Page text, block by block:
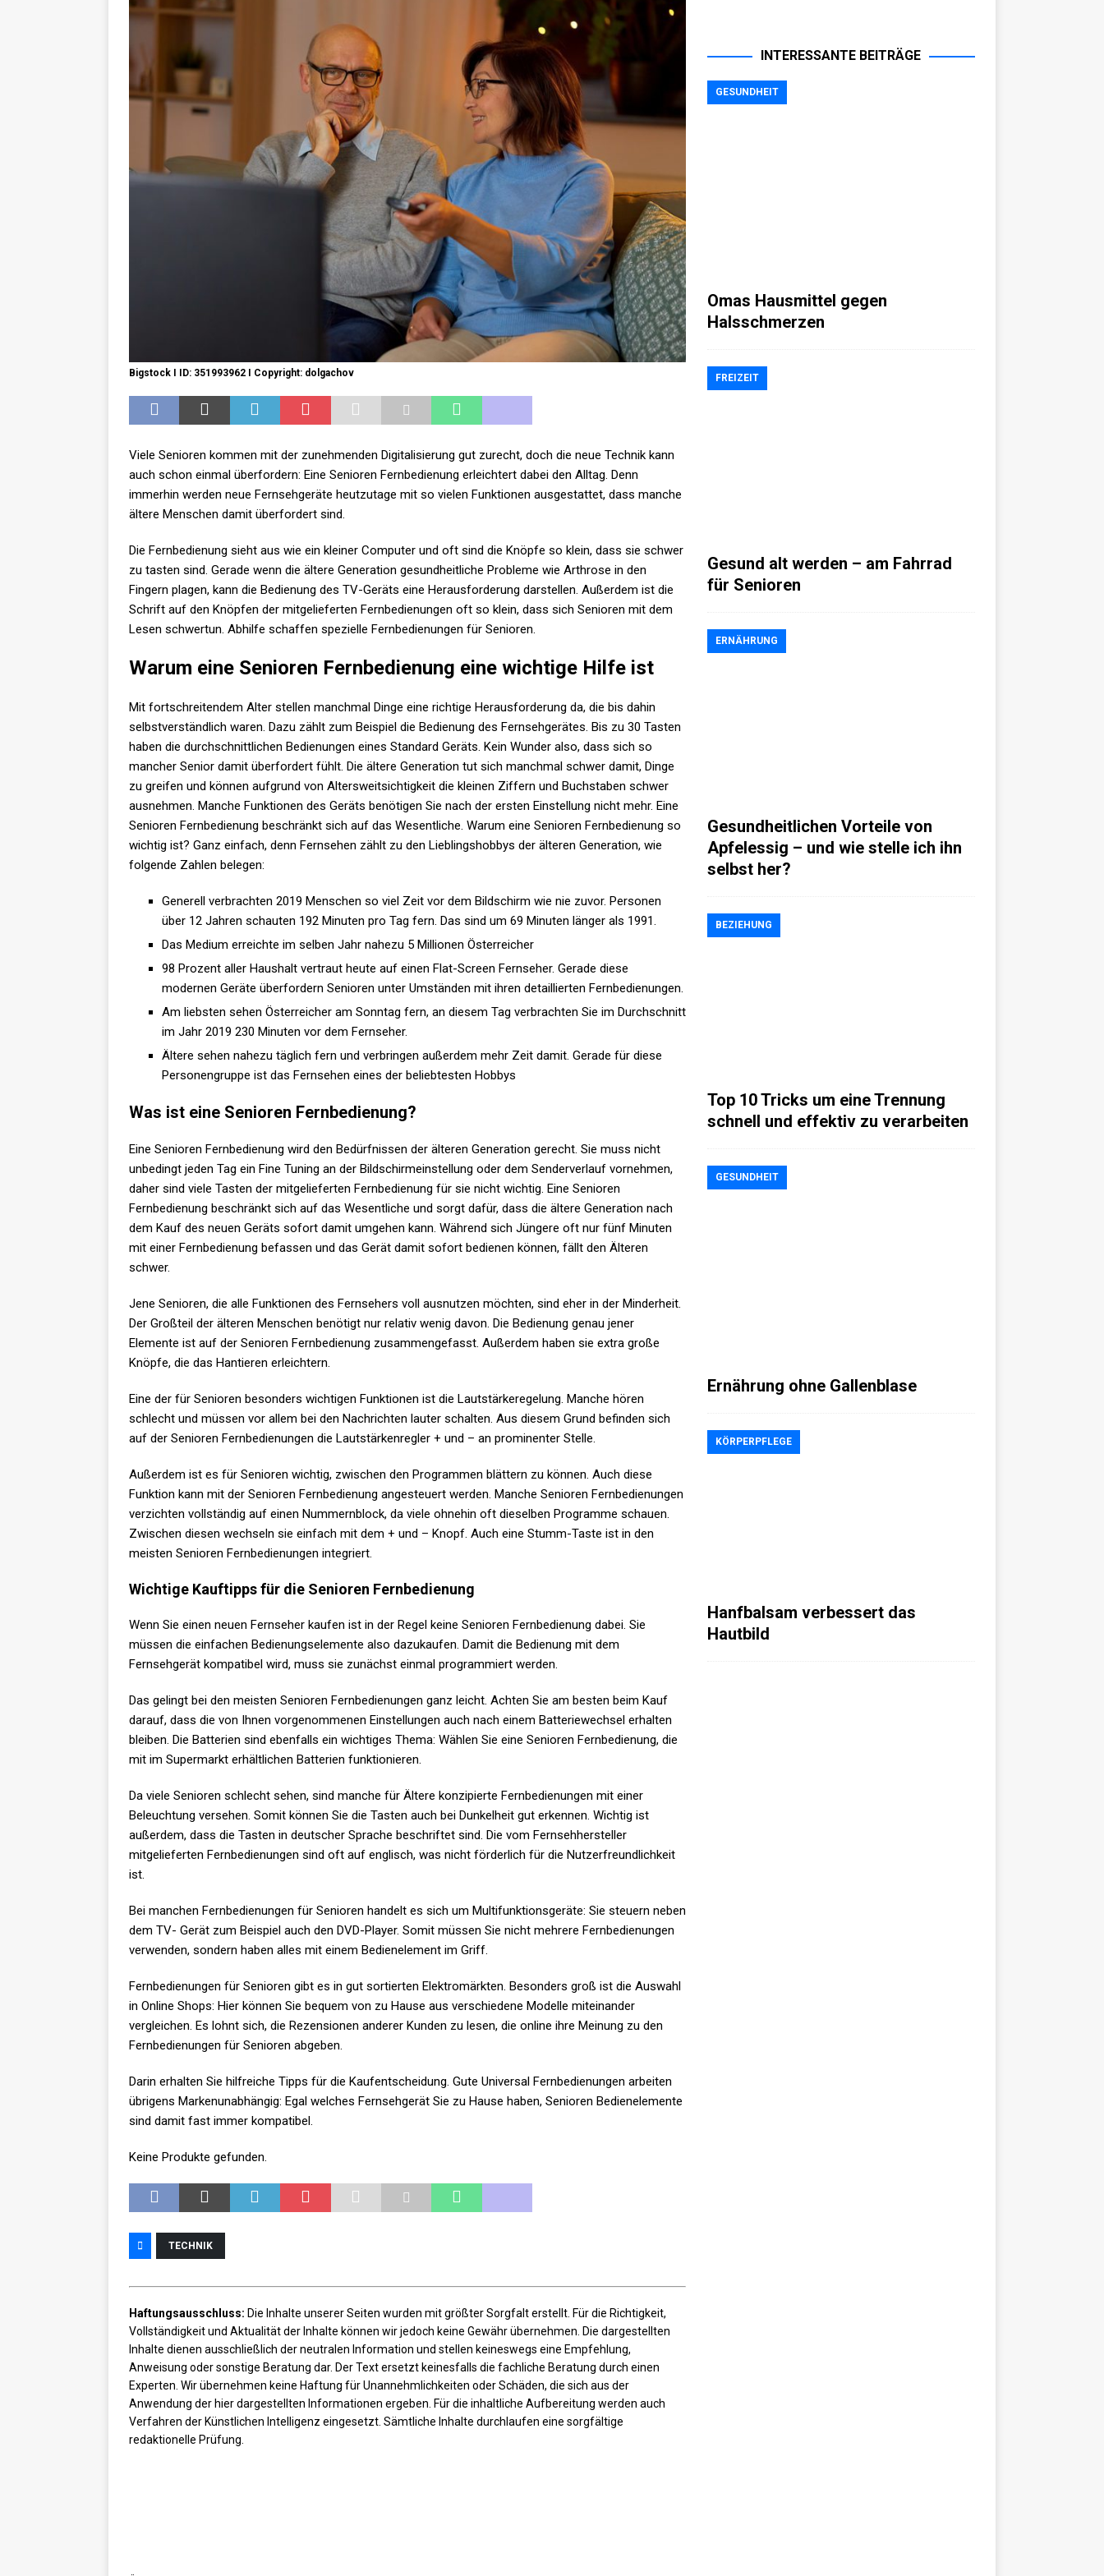
GESUNDHEIT
Bigstock I ID: 351993962 I Copyright: dolgachov
Viele Senioren kommen mit der zunehmenden Digitalisierung gut zurecht, doch die neue Technik kann
auch schon einmal überfordern: Eine Senioren Fernbedienung erleichtert dabei den Alltag. Denn
immerhin werden neue Fernsehgeräte heutzutage mit so vielen Funktionen ausgestattet, dass manche
ältere Menschen damit überfordert sind.
Die Fernbedienung sieht aus wie ein kleiner Computer und oft sind die Knöpfe so klein, dass sie schwer
zu tasten sind. Gerade wenn die ältere Generation gesundheitliche Probleme wie Arthrose in den
Fingern plagen, kann die Bedienung des TV-Geräts eine Herausforderung darstellen. Außerdem ist die
Schrift auf den Knöpfen der mitgelieferten Fernbedienungen oft so klein, dass sich Senioren mit dem
Lesen schwertun. Abhilfe schaffen spezielle Fernbedienungen für Senioren.
Warum eine Senioren Fernbedienung eine wichtige Hilfe ist
Mit fortschreitendem Alter stellen manchmal Dinge eine richtige Herausforderung da, die bis dahin
selbstverständlich waren. Dazu zählt zum Beispiel die Bedienung des Fernsehgerätes. Bis zu 30 Tasten
haben die durchschnittlichen Bedienungen eines Standard Geräts. Kein Wunder also, dass sich so
mancher Senior damit überfordert fühlt. Die ältere Generation tut sich manchmal schwer damit, Dinge
zu greifen und können aufgrund von Altersweitsichtigkeit die kleinen Ziffern und Buchstaben schwer
ausnehmen. Manche Funktionen des Geräts benötigen Sie nach der ersten Einstellung nicht mehr. Eine
Senioren Fernbedienung beschränkt sich auf das Wesentliche. Warum eine Senioren Fernbedienung so
wichtig ist? Ganz einfach, denn Fernsehen zählt zu den Lieblingshobbys der älteren Generation, wie
folgende Zahlen belegen:
Generell verbrachten 2019 Menschen so viel Zeit vor dem Bildschirm wie nie zuvor. Personen
über 12 Jahren schauten 192 Minuten pro Tag fern. Das sind um 69 Minuten länger als 1991.
Das Medium erreichte im selben Jahr nahezu 5 Millionen Österreicher
98 Prozent aller Haushalt vertraut heute auf einen Flat-Screen Fernseher. Gerade diese
modernen Geräte überfordern Senioren unter Umständen mit ihren detaillierten Fernbedienungen.
Am liebsten sehen Österreicher am Sonntag fern, an diesem Tag verbrachten Sie im Durchschnitt
im Jahr 2019 230 Minuten vor dem Fernseher.
Ältere sehen nahezu täglich fern und verbringen außerdem mehr Zeit damit. Gerade für diese
Personengruppe ist das Fernsehen eines der beliebtesten Hobbys
Was ist eine Senioren Fernbedienung?
Eine Senioren Fernbedienung wird den Bedürfnissen der älteren Generation gerecht. Sie muss nicht
unbedingt jeden Tag ein Fine Tuning an der Bildschirmeinstellung oder dem Senderverlauf vornehmen,
daher sind viele Tasten der mitgelieferten Fernbedienung für sie nicht wichtig. Eine Senioren
Fernbedienung beschränkt sich auf das Wesentliche und sorgt dafür, dass die ältere Generation nach
dem Kauf des neuen Geräts sofort damit umgehen kann. Während sich Jüngere oft nur fünf Minuten
mit einer Fernbedienung befassen und das Gerät damit sofort bedienen können, fällt den Älteren
schwer.
Jene Senioren, die alle Funktionen des Fernsehers voll ausnutzen möchten, sind eher in der Minderheit.
Der Großteil der älteren Menschen benötigt nur relativ wenig davon. Die Bedienung genau jener
Elemente ist auf der Senioren Fernbedienung zusammengefasst. Außerdem haben sie extra große
Knöpfe, die das Hantieren erleichtern.
Eine der für Senioren besonders wichtigen Funktionen ist die Lautstärkeregelung. Manche hören
schlecht und müssen vor allem bei den Nachrichten lauter schalten. Aus diesem Grund befinden sich
auf der Senioren Fernbedienungen die Lautstärkenregler + und – an prominenter Stelle.
Außerdem ist es für Senioren wichtig, zwischen den Programmen blättern zu können. Auch diese
Funktion kann mit der Senioren Fernbedienung angesteuert werden. Manche Senioren Fernbedienungen
verzichten vollständig auf einen Nummernblock, da viele ohnehin oft dieselben Programme schauen.
Zwischen diesen wechseln sie einfach mit dem + und – Knopf. Auch eine Stumm-Taste ist in den
meisten Senioren Fernbedienungen integriert.
Wichtige Kauftipps für die Senioren Fernbedienung
Wenn Sie einen neuen Fernseher kaufen ist in der Regel keine Senioren Fernbedienung dabei. Sie
müssen die einfachen Bedienungselemente also dazukaufen. Damit die Bedienung mit dem
Fernsehgerät kompatibel wird, muss sie zunächst einmal programmiert werden.
Das gelingt bei den meisten Senioren Fernbedienungen ganz leicht. Achten Sie am besten beim Kauf
darauf, dass die von Ihnen vorgenommenen Einstellungen auch nach einem Batteriewechsel erhalten
bleiben. Die Batterien sind ebenfalls ein wichtiges Thema: Wählen Sie eine Senioren Fernbedienung, die
mit im Supermarkt erhältlichen Batterien funktionieren.
Da viele Senioren schlecht sehen, sind manche für Ältere konzipierte Fernbedienungen mit einer
Beleuchtung versehen. Somit können Sie die Tasten auch bei Dunkelheit gut erkennen. Wichtig ist
außerdem, dass die Tasten in deutscher Sprache beschriftet sind. Die vom Fernsehhersteller
mitgelieferten Fernbedienungen sind oft auf englisch, was nicht förderlich für die Nutzerfreundlichkeit
ist.
Bei manchen Fernbedienungen für Senioren handelt es sich um Multifunktionsgeräte: Sie steuern neben
dem TV- Gerät zum Beispiel auch den DVD-Player. Somit müssen Sie nicht mehrere Fernbedienungen
verwenden, sondern haben alles mit einem Bedienelement im Griff.
Fernbedienungen für Senioren gibt es in gut sortierten Elektromärkten. Besonders groß ist die Auswahl
in Online Shops: Hier können Sie bequem von zu Hause aus verschiedene Modelle miteinander
vergleichen. Es lohnt sich, die Rezensionen anderer Kunden zu lesen, die online ihre Meinung zu den
Fernbedienungen für Senioren abgeben.
Darin erhalten Sie hilfreiche Tipps für die Kaufentscheidung. Gute Universal Fernbedienungen arbeiten
übrigens Markenunabhängig: Egal welches Fernsehgerät Sie zu Hause haben, Senioren Bedienelemente
sind damit fast immer kompatibel.
Keine Produkte gefunden.
TECHNIK
Haftungsausschluss: Die Inhalte unserer Seiten wurden mit größter Sorgfalt erstellt. Für die Richtigkeit,
Vollständigkeit und Aktualität der Inhalte können wir jedoch keine Gewähr übernehmen. Die dargestellten
Inhalte dienen ausschließlich der neutralen Information und stellen keineswegs eine Empfehlung,
Anweisung oder sonstige Beratung dar. Der Text ersetzt keinesfalls die fachliche Beratung durch einen
Experten. Wir übernehmen keine Haftung für Unannehmlichkeiten oder Schäden, die sich aus der
Anwendung der hier dargestellten Informationen ergeben. Für die inhaltliche Aufbereitung werden auch
Verfahren der Künstlichen Intelligenz eingesetzt. Sämtliche Inhalte durchlaufen eine sorgfältige
redaktionelle Prüfung.
INTERESSANTE BEITRÄGE
GESUNDHEIT
Omas Hausmittel gegen
Halsschmerzen
FREIZEIT
Gesund alt werden – am Fahrrad
für Senioren
ERNÄHRUNG
Gesundheitlichen Vorteile von
Apfelessig – und wie stelle ich ihn
selbst her?
BEZIEHUNG
Top 10 Tricks um eine Trennung
schnell und effektiv zu verarbeiten
GESUNDHEIT
Ernährung ohne Gallenblase
KÖRPERPFLEGE
Hanfbalsam verbessert das
Hautbild